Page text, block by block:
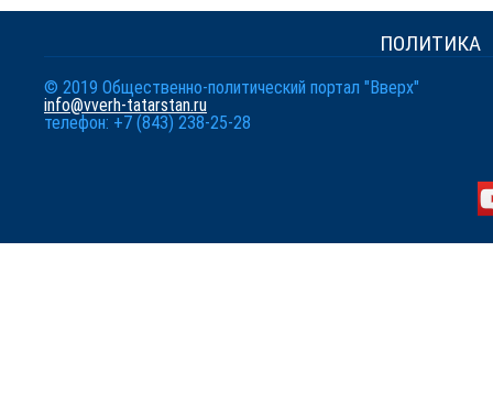
ПОЛИТИКА
© 2019 Общественно-политический портал "Вверх"
info@vverh-tatarstan.ru
телефон: +7 (843) 238-25-28